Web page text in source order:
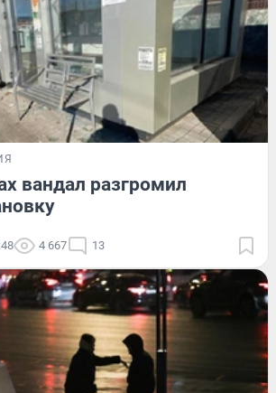
вандал разгромил
4 667 13